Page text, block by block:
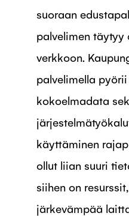
suoraan
palvelimen täytyy
verkkoon.
palvelimella
kokoelmadata
käyttäminen
ollut liian suuri
siihen on
järkevämpää